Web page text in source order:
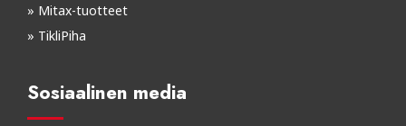
» Mitax-tuotteet
» TikliPiha
Sosiaalinen media